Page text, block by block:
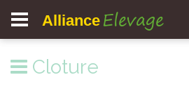
Alliance Elevage
Cloture